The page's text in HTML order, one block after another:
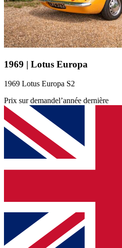
1969 | Lotus Europa
1969 Lotus Europa S2
Prix sur demandel’année dernière